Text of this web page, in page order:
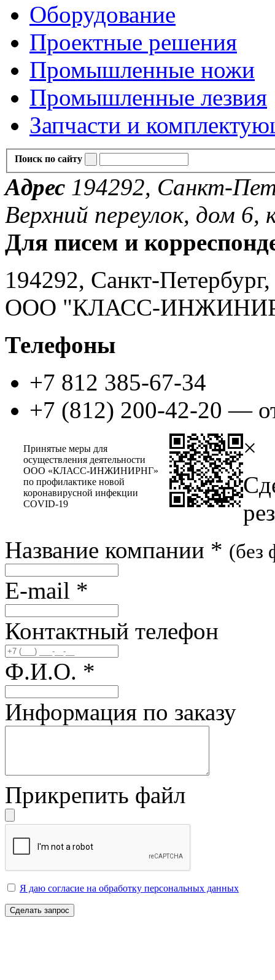
Оборудование
Проектные решения
Промышленные ножи
Промышленные лезвия
Запчасти и
Поиск по сайту
Адрес 194292, Санкт-
Верхний переулок, дом
Для писем и
194292, Санкт-
ООО "КЛАСС-
Телефоны
+7 812 385-67-34
+7 (812) 200-42-20 —
Принятые меры для
осуществления деятельности
ООО «КЛАСС-ИНЖИНИРНГ»
по профилактике новой
коронавирусной инфекции
COVID-19
×
Название компании * (без
E-mail *
Контактный телефон
Ф.И.О. *
Информация по заказу
Прикрепить файл
Я даю согласие на обработку персональных данных
Сделать запрос